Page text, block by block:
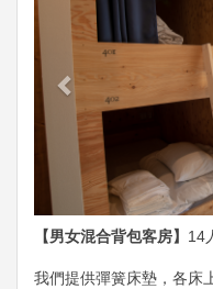
【男女混合背包客房】 14
我們提供彈簧床墊，各床